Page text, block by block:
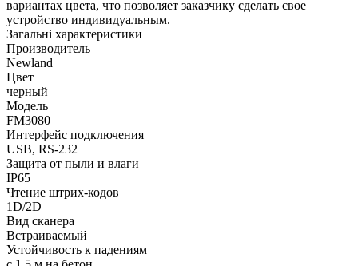
вариантах цвета, что позволяет заказчику сделать свое
устройство индивидуальным.
Загальні характеристики
Производитель
Newland
Цвет
черный
Модель
FM3080
Интерфейс подключения
USB, RS-232
Защита от пыли и влаги
IP65
Чтение штрих-кодов
1D/2D
Вид сканера
Встраиваемый
Устойчивость к падениям